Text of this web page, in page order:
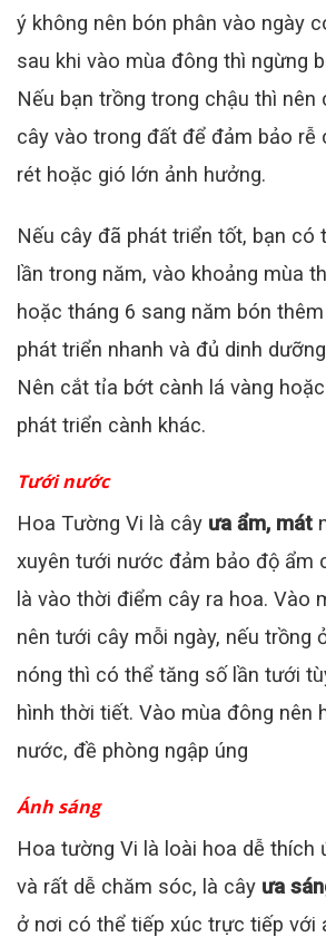
ý không nên bón phân vào ngày
sau khi vào mùa đông thì ngừng
Nếu bạn trồng trong chậu thì nên
cây vào trong đất để đảm bảo rễ
rét hoặc gió lớn ảnh hưởng.
Nếu cây đã phát triển tốt, bạn có
lần trong năm, vào khoảng mùa
hoặc tháng 6 sang năm bón
phát triển nhanh và đủ dinh
Nên cắt tỉa bớt cành lá vàng
phát triển cành khác.
Tưới nước
Hoa Tường Vi là cây ưa ẩm, mát
xuyên tưới nước đảm bảo độ ẩm
là vào thời điểm cây ra hoa. Vào
nên tưới cây mỗi ngày, nếu trồng
nóng thì có thể tăng số lần tưới
hình thời tiết. Vào mùa đông nên
nước, đề phòng ngập úng
Ánh sáng
Hoa tường Vi là loài hoa dễ thích
và rất dễ chăm sóc, là cây ưa
ở nơi có thể tiếp xúc trực tiếp với